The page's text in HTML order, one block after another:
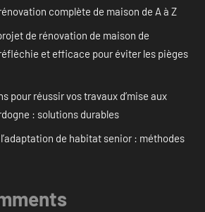
complète de maison de A à Z
de rénovation de maison de
et efficace pour éviter les pièges
pour réussir vos travaux d’mise aux
: solutions durables
de habitat senior : méthodes